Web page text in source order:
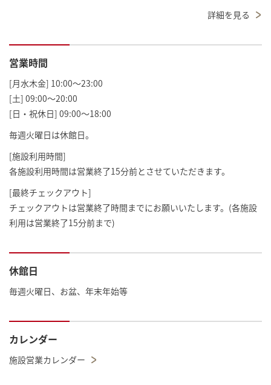
詳細を見る
営業時間
[月水木金] 10:00～23:00
[土] 09:00～20:00
[日・祝休日] 09:00～18:00
毎週火曜日は休館日。
[施設利用時間]
各施設利用時間は営業終了15分前とさせていただきます。
[最終チェックアウト]
チェックアウトは営業終了時間までにお願いいたします。(各施設
利用は営業終了15分前まで)
休館日
毎週火曜日、お盆、年末年始等
カレンダー
施設営業カレンダー